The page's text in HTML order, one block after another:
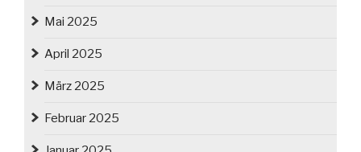
Mai 2025
April 2025
März 2025
Februar 2025